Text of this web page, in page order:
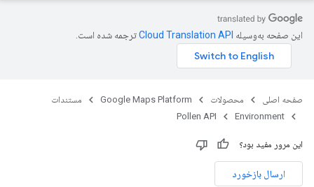
این صفحه به‌وسیله ترجمه شده است.
صفحه اصلی محصولات Google Maps Platform
مستندات
Environment
Pollen API
این مرور مفید بود؟
ارسال بازخورد